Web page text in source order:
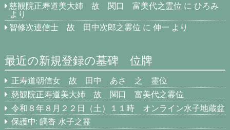
慈観院正寿道美大姉 故 関口 富美代之霊位 に ひろみ
より
智修次連信士 故 田中次郎之霊位 に伸一 より
最近の新規登録の墓碑 位牌
正寿道朝信女 故 田中 あさ 之 霊位
慈観院正寿道美大姉 故 関口 富美代之霊位
令和８年８月２２日（土）１１時 オンライン水子地蔵盆
保護中: 皜香 水子之霊